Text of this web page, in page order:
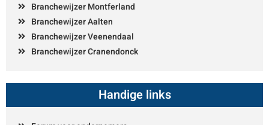
Branchewijzer Montferland
Branchewijzer Aalten
Branchewijzer Veenendaal
Branchewijzer Cranendonck
Handige links